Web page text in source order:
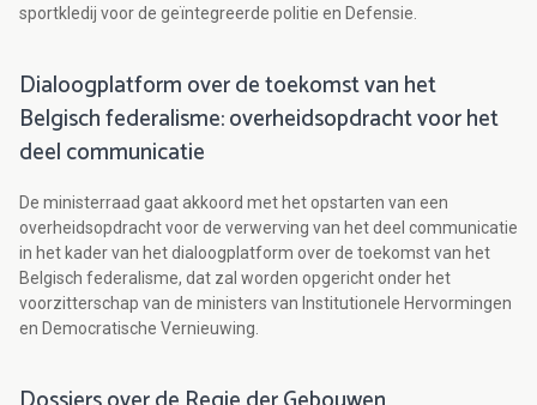
sportkledij voor de geïntegreerde politie en Defensie.
Dialoogplatform over de toekomst van het
Belgisch federalisme: overheidsopdracht voor het
deel communicatie
De ministerraad gaat akkoord met het opstarten van een
overheidsopdracht voor de verwerving van het deel communicatie
in het kader van het dialoogplatform over de toekomst van het
Belgisch federalisme, dat zal worden opgericht onder het
voorzitterschap van de ministers van Institutionele Hervormingen
en Democratische Vernieuwing.